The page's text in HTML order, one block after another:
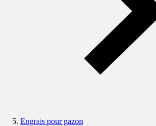
Engrais pour gazon